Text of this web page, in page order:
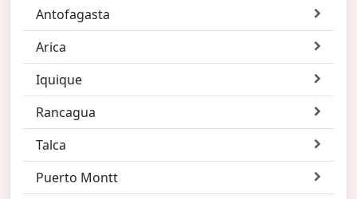
Antofagasta
Arica
Iquique
Rancagua
Talca
Puerto Montt